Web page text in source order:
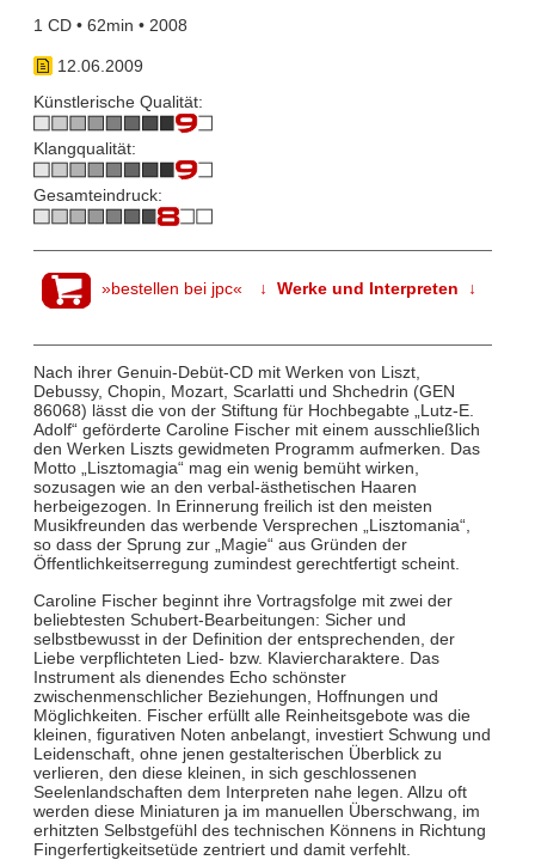
1 CD • 62min • 2008
12.06.2009
Künstlerische Qualität:
Klangqualität:
Gesamteindruck:
»bestellen bei jpc« ↓ Werke und Interpreten ↓
Nach ihrer Genuin-Debüt-CD mit Werken von Liszt,
Debussy, Chopin, Mozart, Scarlatti und Shchedrin (GEN
86068) lässt die von der Stiftung für Hochbegabte „Lutz-E.
Adolf“ geförderte Caroline Fischer mit einem ausschließlich
den Werken Liszts gewidmeten Programm aufmerken. Das
Motto „Lisztomagia“ mag ein wenig bemüht wirken,
sozusagen wie an den verbal-ästhetischen Haaren
herbeigezogen. In Erinnerung freilich ist den meisten
Musikfreunden das werbende Versprechen „Lisztomania“,
so dass der Sprung zur „Magie“ aus Gründen der
Öffentlichkeitserregung zumindest gerechtfertigt scheint.
Caroline Fischer beginnt ihre Vortragsfolge mit zwei der
beliebtesten Schubert-Bearbeitungen: Sicher und
selbstbewusst in der Definition der entsprechenden, der
Liebe verpflichteten Lied- bzw. Klaviercharaktere. Das
Instrument als dienendes Echo schönster
zwischenmenschlicher Beziehungen, Hoffnungen und
Möglichkeiten. Fischer erfüllt alle Reinheitsgebote was die
kleinen, figurativen Noten anbelangt, investiert Schwung und
Leidenschaft, ohne jenen gestalterischen Überblick zu
verlieren, den diese kleinen, in sich geschlossenen
Seelenlandschaften dem Interpreten nahe legen. Allzu oft
werden diese Miniaturen ja im manuellen Überschwang, im
erhitzten Selbstgefühl des technischen Könnens in Richtung
Fingerfertigkeitsetüde zentriert und damit verfehlt.